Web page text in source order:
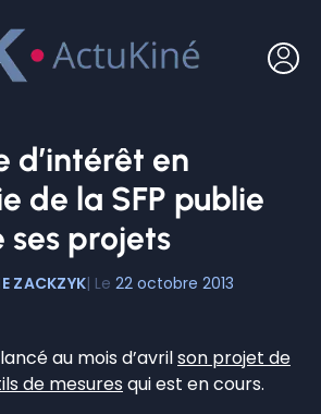
d’intérêt en
de la SFP publie
ses projets
ZACKZYK 22 octobre 2013
au mois d’avrilson projet de
de mesures qui est en cours.